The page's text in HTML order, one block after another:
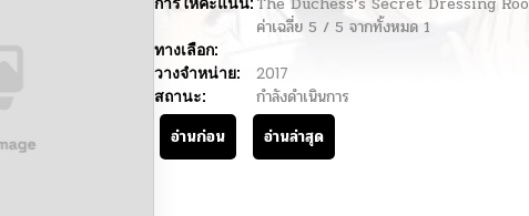
ค่าเฉลี่ย 5 / 5 จากทั้งหมด 1
ทางเลือก:
วางจำหน่าย:
2017
สถานะ:
กำลังดำเนินการ
อ่านก่อน
อ่านล่าสุด